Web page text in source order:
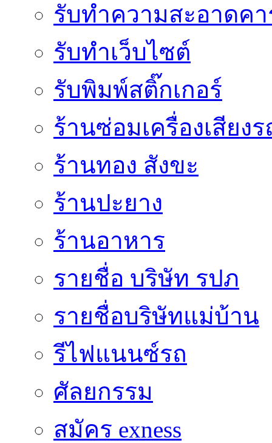
รับทำความสะอาดค
รับทําเว็บไซต์
รับพิมพ์สติ๊กเกอร์
ร้านซ่อมเครื่องเสียง
ร้านทอง สังขะ
ร้านปะยาง
ร้านอาหาร
รายชื่อ บริษัท รปภ
รายชื่อบริษัทแม่บ้าน
รีไฟแนนซ์รถ
ศัลยกรรม
สมัคร exness